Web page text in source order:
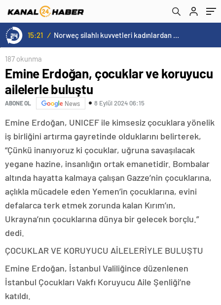
15:21 / Norweç silahlı kuvvetleri kadınlardan oluşan özel kuvvetler eğitimlerini başlattı.
187 okunma
Emine Erdoğan, çocuklar ve koruyucu
ailelerle buluştu
ABONE OL News 8 Eylül 2024 06:15
Emine Erdoğan, UNICEF ile kimsesiz çocuklara yönelik
iş birliğini artırma gayretinde olduklarını belirterek,
“Çünkü inanıyoruz ki çocuklar, uğruna savaşılacak
yegane hazine, insanlığın ortak emanetidir. Bombalar
altında hayatta kalmaya çalışan Gazze’nin çocuklarına,
açlıkla mücadele eden Yemen’in çocuklarına, evini
defalarca terk etmek zorunda kalan Kırım’ın,
Ukrayna’nın çocuklarına dünya bir gelecek borçlu.”
dedi.
ÇOCUKLAR VE KORUYUCU AİLELERİYLE BULUŞTU
Emine Erdoğan, İstanbul Valiliğince düzenlenen
İstanbul Çocukları Vakfı Koruyucu Aile Şenliği’ne
katıldı.